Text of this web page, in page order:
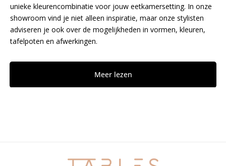
unieke kleurencombinatie voor jouw eetkamersetting. In onze
showroom vind je niet alleen inspiratie, maar onze stylisten
adviseren je ook over de mogelijkheden in vormen, kleuren,
tafelpoten en afwerkingen.
Meer lezen